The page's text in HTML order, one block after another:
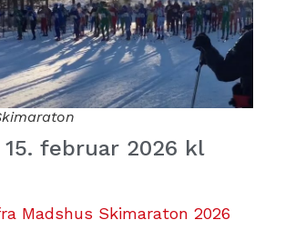
15. februar 2026 kl
Madshus Skimaraton 2026